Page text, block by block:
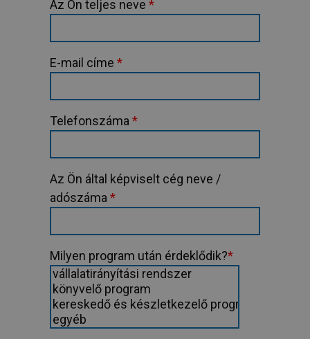
Az Ön teljes neve *
E-mail címe *
Telefonszáma*
Az Ön által képviselt cég neve /
adószáma*
Milyen program után érdeklődik?*